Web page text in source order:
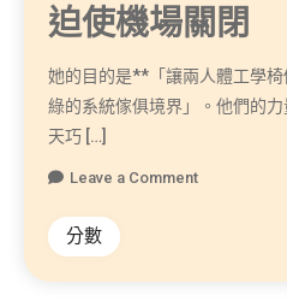
迫使機場關閉
她的目的是**「讓兩人體工學
綠的系統傢俱境界」。他們的
天巧 […]
Leave a Comment
分數